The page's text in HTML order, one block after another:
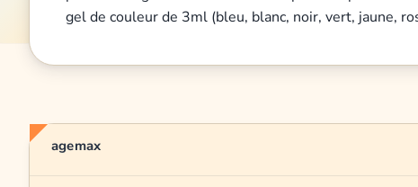
gel de couleur de 3ml (bleu, blanc, noir, vert, jaune,
agemax